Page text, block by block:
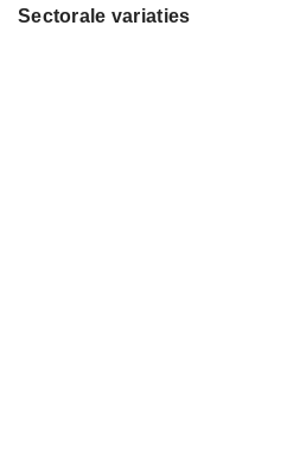
Sectorale variaties